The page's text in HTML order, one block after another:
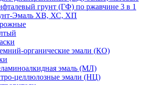
грунт (ГФ) по ржавчине 3 в 1
Эмаль ХВ, ХС, ХП
органические эмали (КО)
эмаль (МЛ)
целлюлозные эмали (НЦ)